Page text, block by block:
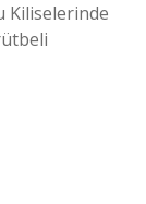
Kiliselerinde